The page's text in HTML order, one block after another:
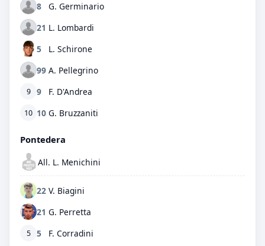
8
G. Germinario
21 L. Lombardi
5
L. Schirone
99 A. Pellegrino
9 9 F. D'Andrea
10 10 G. Bruzzaniti
Pontedera
All. L. Menichini
22 V. Biagini
21 G. Perretta
5 5 F. Corradini